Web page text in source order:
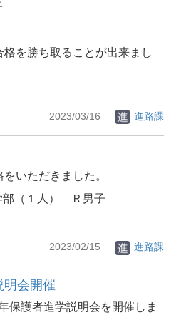
を勝ち取ることが出来まし
2023/03/16 進路課
いただきました。
１人） Ｒ男子
2023/02/15 進路課
明会開催
保護者進学説明会を開催しま